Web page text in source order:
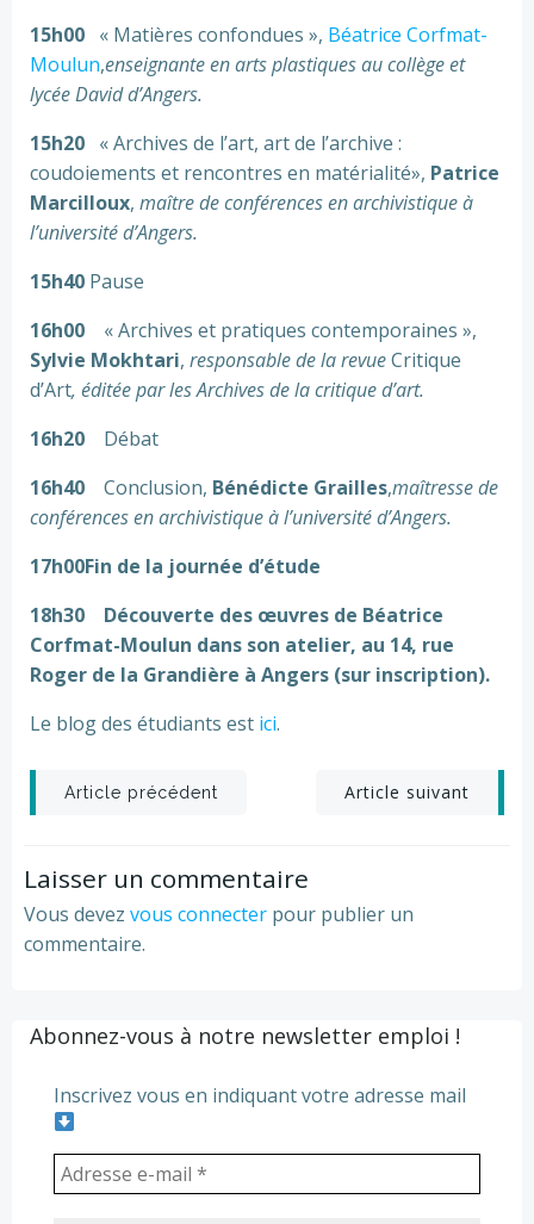
15h00 « Matières confondues », Béatrice Corfmat-
Moulun,enseignante en arts plastiques au collège et
lycée David d’Angers.
15h20 « Archives de l’art, art de l’archive :
coudoiements et rencontres en matérialité», Patrice
Marcilloux, maître de conférences en archivistique à
l’université d’Angers.
15h40 Pause
16h00 « Archives et pratiques contemporaines »,
Sylvie Mokhtari, responsable de la revueCritique
d’Art, éditée par les Archives de la critique d’art.
16h20 Débat
16h40 Conclusion, Bénédicte Grailles,maîtresse de
conférences en archivistique à l’université d’Angers.
17h00Fin de la journée d’étude
18h30 Découverte des œuvres de Béatrice
Corfmat-Moulun dans son atelier, au 14, rue
Roger de la Grandière à Angers (sur inscription).
Le blog des étudiants est ici.
Post
navigation
Article précédent
Post
navigation
Article suivant
Laisser un commentaire
Vous devez vous connecter pour publier un
commentaire.
Abonnez-vous à notre newsletter emploi !
Inscrivez vous en indiquant votre adresse mail